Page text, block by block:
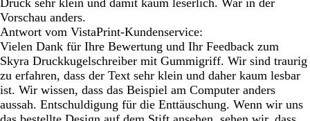
Vorschau anders.
Antwort vom VistaPrint-Kundenservice:
Vielen Dank für Ihre Bewertung und Ihr Feedback zum
Skyra Druckkugelschreiber mit Gummigriff. Wir sind traurig
zu erfahren, dass der Text sehr klein und daher kaum lesbar
ist. Wir wissen, dass das Beispiel am Computer anders
aussah. Entschuldigung für die Enttäuschung. Wenn wir uns